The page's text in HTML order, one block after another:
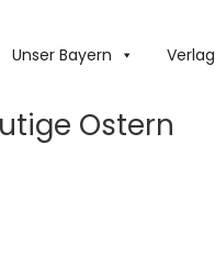
Unser Bayern Verlag
Ostern